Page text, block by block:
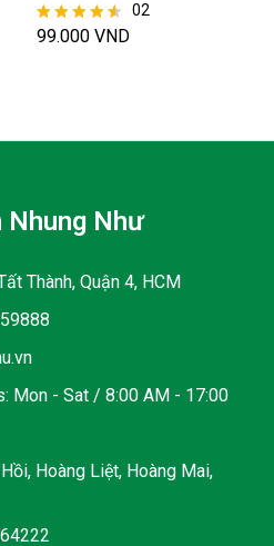
Được xếp
02
99.000 VND
Nhung Như
Thành, Quận 4, HCM
Mon - Sat / 8:00 AM - 17:00
Hoàng Liệt, Hoàng Mai,